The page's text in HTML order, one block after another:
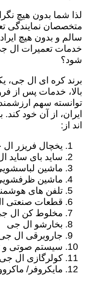
لذا شما بدون هیچ
متخصصان نمایندگی
سالم و بدون هیچ
خدمات تعمیرات ال
شود؟
برند کره ای ال جی،
بالا، خدمات پس از
توانسته سهم
ایران، از آن خود
اند از:
یخچال فریزر
ساید بای ساید
ماشین
ماشین
تلفن های
قطعات صنعتی
مخلوط کن ال
بخارشو ال جی
جاروبرقی ال
سیستم صوتی و
کولرگازی ال جی
مایکروفر/